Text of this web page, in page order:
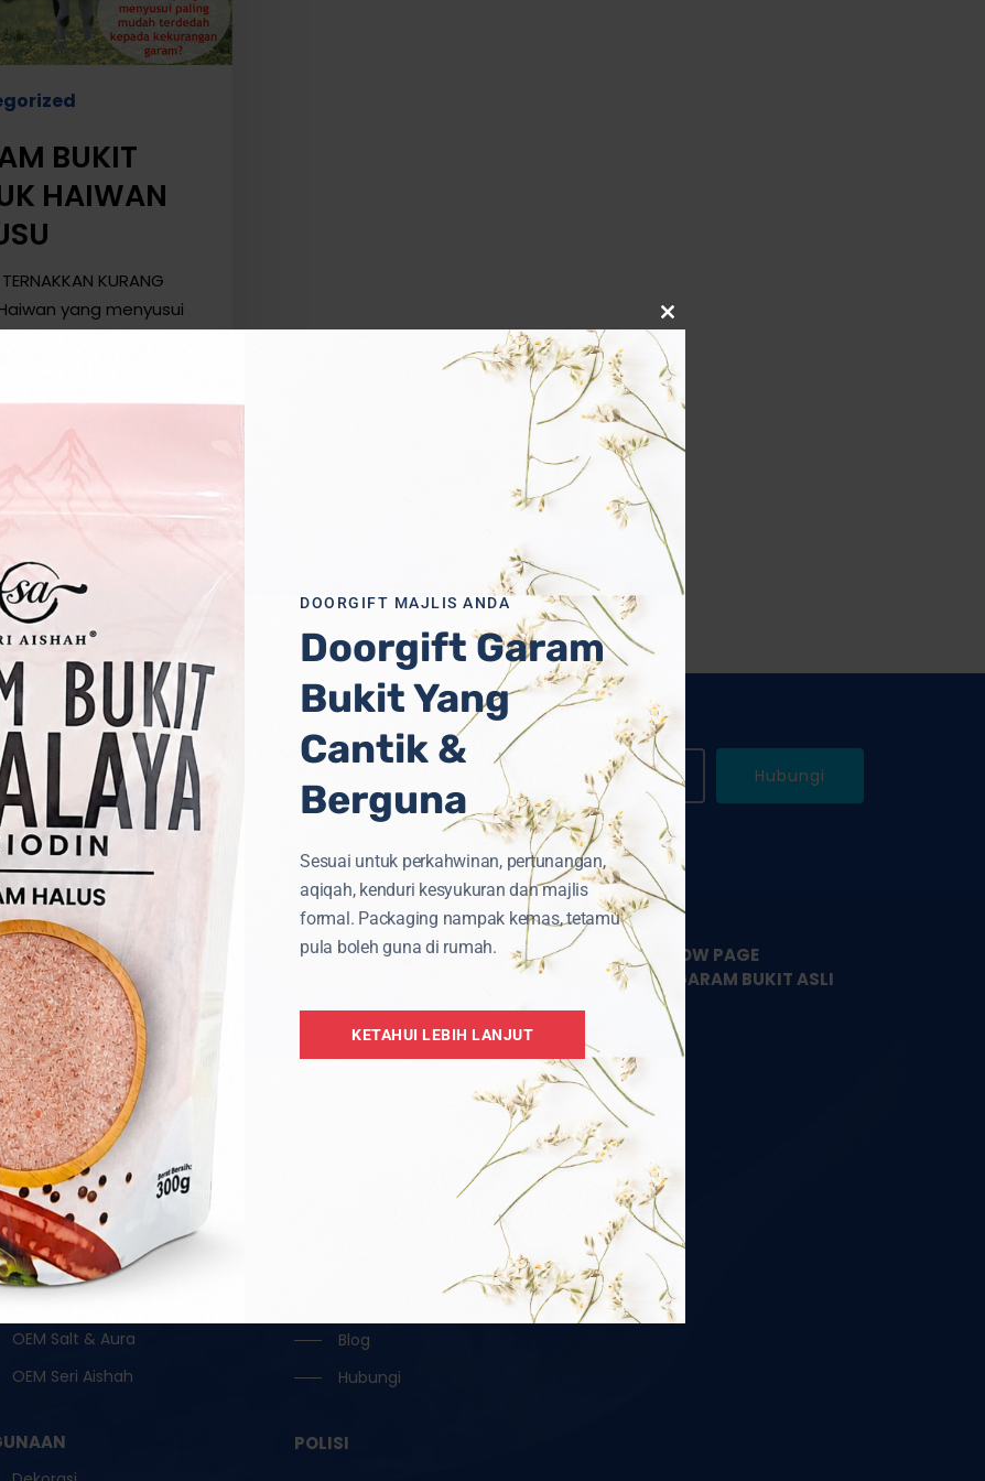
BUKIT
HAIWAN
KURANG
yang menyusui
terdedah kepada
susu sangat…
UntukSemua
WhatsApp Kami Hubungi
PRODUK
Aksesori
Borong
Garam Hitam / Kristal
Garam Ketul / Jilatan
Garam Runcit
Garam Terapi
Lampu Garam
OEM Oil / Door Gift
OEM Salt & Aura
OEM Seri Aishah
CAPAIAN PANTAS
Tentang
Blog
Hubungi
POLISI
LIKE & FOLLOW PAGE
PEMBEKAL GARAM BUKIT ASLI
HIMALAYA
module
DOORGIFT MAJLIS ANDA
Doorgift Garam
Bukit Yang
Cantik &
Berguna
Sesuai untuk perkahwinan, pertunangan,
aqiqah, kenduri kesyukuran dan majlis
formal. Packaging nampak kemas, tetamu
pula boleh guna di rumah.
KETAHUI LEBIH LANJUT